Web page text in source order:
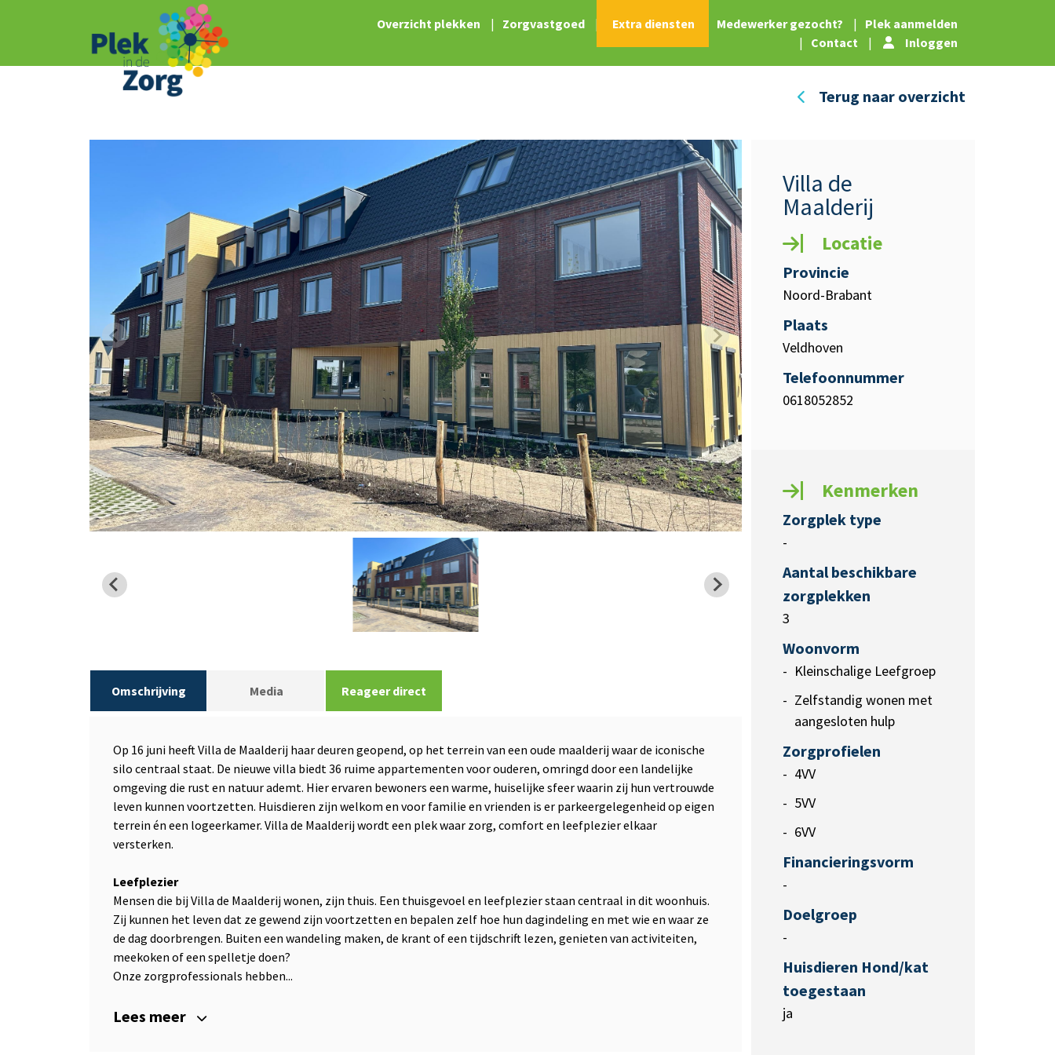
Overzicht plekken | Zorgvastgoed | Extra diensten Medewerker gezocht? |
Plek aanmelden
|
Contact | Inloggen
Terug naar overzicht
Omschrijving Media Reageer direct
Op 16 juni heeft Villa de Maalderij haar deuren geopend, op het terrein van een oude maalderij waar de iconische
silo centraal staat. De nieuwe villa biedt 36 ruime appartementen voor ouderen, omringd door een landelijke
omgeving die rust en natuur ademt. Hier ervaren bewoners een warme, huiselijke sfeer waarin zij hun vertrouwde
leven kunnen voortzetten. Huisdieren zijn welkom en voor familie en vrienden is er parkeergelegenheid op eigen
terrein én een logeerkamer. Villa de Maalderij wordt een plek waar zorg, comfort en leefplezier elkaar
versterken.
Leefplezier
Mensen die bij Villa de Maalderij wonen, zijn thuis. Een thuisgevoel en leefplezier staan centraal in dit woonhuis.
Zij kunnen het leven dat ze gewend zijn voortzetten en bepalen zelf hoe hun dagindeling en met wie en waar ze
de dag doorbrengen. Buiten een wandeling maken, de krant of een tijdschrift lezen, genieten van activiteiten,
meekoken of een spelletje doen?
Onze zorgprofessionals hebben...
Lees meer
Villa de
Maalderij
Locatie
Provincie
Noord-Brabant
Plaats
Veldhoven
Telefoonnummer
0618052852
Kenmerken
Zorgplek type
-
Aantal beschikbare
zorgplekken
3
Woonvorm
Kleinschalige Leefgroep
Zelfstandig wonen met
aangesloten hulp
Zorgprofielen
4VV
5VV
6VV
Financieringsvorm
-
Doelgroep
-
Huisdieren Hond/kat
toegestaan
ja